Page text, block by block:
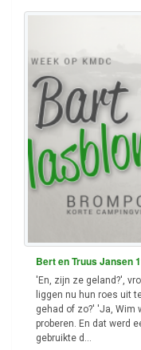
Bert en Truus Jansen
'En, zijn ze geland?',
liggen nu hun roes uit
gehad of zo?' 'Ja, Wim
proberen. En dat werd
gebruikte d...